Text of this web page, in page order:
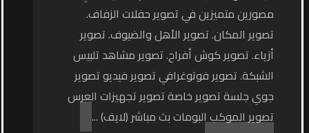
مصورين متميزين في تصوير حفلات الزفاف.
تصوير المكان. تصوير الأهل والضيوف. تصوير
أزياء. تصوير كوش أفراح. تصوير مشاهد تلبيس
الشبكة. تصوير فوتوغرافي تصوير فيديو تصوير
جوي جلسة تصوير خاصة تصوير تجهيزات العرس
تصوير الموكب البومات بث مباشر (لايف) ...